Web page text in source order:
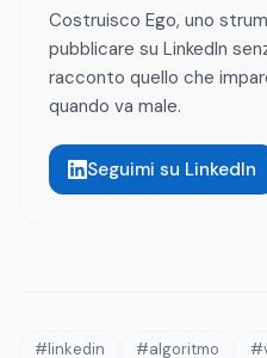
Costruisco Ego, uno
pubblicare su LinkedIn
racconto quello che
quando va male.
Seguimi su LinkedIn
#linkedin #algoritmo #